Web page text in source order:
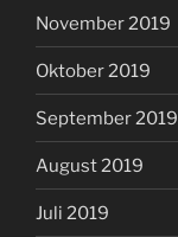
November 2019
Oktober 2019
September 2019
August 2019
Juli 2019